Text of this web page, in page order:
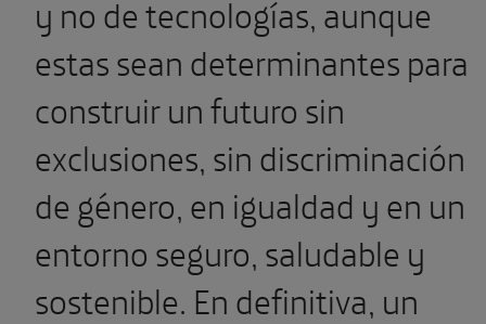
y no de tecnologías, aunque
estas sean determinantes para
construir un futuro sin
exclusiones, sin discriminación
de género, en igualdad y en un
entorno seguro, saludable y
sostenible. En definitiva, un